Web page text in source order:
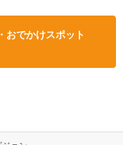
おでかけスポット